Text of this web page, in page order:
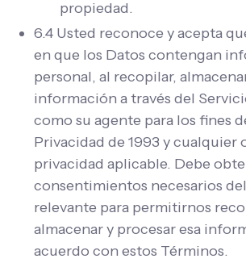
propiedad.
6.4 Usted reconoce y acepta
en que los Datos contengan
personal, al recopilar,
información a través del
como su agente para los fines
Privacidad de 1993 y cualquier
privacidad aplicable. Debe
consentimientos necesarios
relevante para permitirnos
almacenar y procesar esa
acuerdo con estos Términos.